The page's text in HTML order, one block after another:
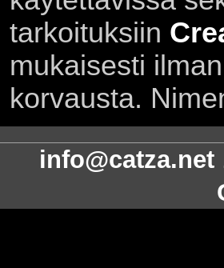
tarkoituksiin
mukaisesti
korvausta.
info@catza.net